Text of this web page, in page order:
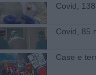
Covid,
Covid, 85
Case e